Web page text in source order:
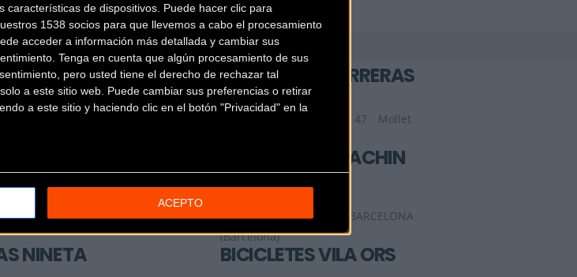
de dispositivos. Puede hacer clic para
1538 socios para que llevemos a cabo el procesamiento
acceder a información más detallada y cambiar sus
Tenga en cuenta que algún procesamiento de sus
pero usted tiene el derecho de rechazar tal
a este sitio web. Puede cambiar sus preferencias o retirar
a este sitio y haciendo clic en el botón "Privacidad" en la
ACEPTO
SHOP BICICLETAS CARRERAS
C/ Aureli Maria Escarré, 47
Mollet
5
BICICLETAS GUACHIN
SANT GIL
Carrer de sant gil 12
BARCELONA
(Barcelona)
NINETA BICICLETES VILA ORS